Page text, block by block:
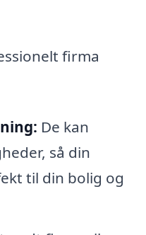
firma
De kan
så din
til din bolig og